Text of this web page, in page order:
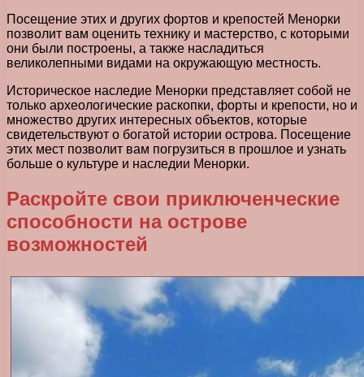
Посещение этих и других фортов и крепостей Менорки
позволит вам оценить технику и мастерство, с которыми
они были построены, а также насладиться
великолепными видами на окружающую местность.
Историческое наследие Менорки представляет собой не
только археологические раскопки, форты и крепости, но и
множество других интересных объектов, которые
свидетельствуют о богатой истории острова. Посещение
этих мест позволит вам погрузиться в прошлое и узнать
больше о культуре и наследии Менорки.
Раскройте свои приключенческие
способности на острове
возможностей